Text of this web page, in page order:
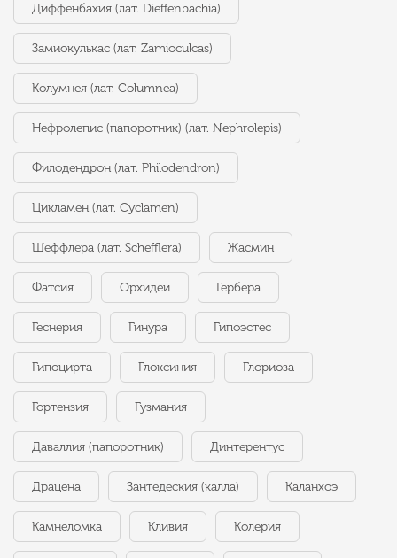
Диффенбахия (лат. Dieffenbachia)
Замиокулькас (лат. Zamioculcas)
Колумнея (лат. Columnea)
Нефролепис (папоротник) (лат. Nephrolepis)
Филодендрон (лат. Philodendron)
Цикламен (лат. Cyclamen)
Шеффлера (лат. Schefflera) Жасмин
Фатсия Орхидеи Гербера
Геснерия Гинура Гипоэстес
Гипоцирта Глоксиния Глориоза
Гортензия Гузмания
Даваллия (папоротник) Динтерентус
Драцена Зантедеския (калла) Каланхоэ
Камнеломка Кливия Колерия